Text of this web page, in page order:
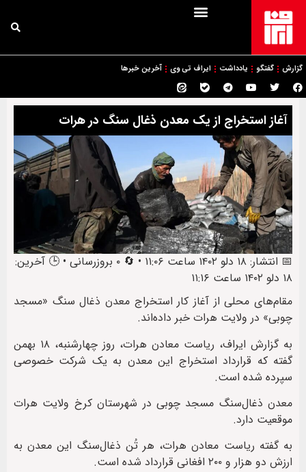
گزارش گفتگو یادداشت ایراف تی وی آخرین خبرها
آغاز استخراج از یک معدن ذغال‌ سنگ در هرات
📅 انتشار: ۱۸ دلو ۱۴۰۲ ساعت ۱۱:۰۶ • 🔄 ۰ بروزرسانی • 🕒 آخرین:
۱۸ دلو ۱۴۰۲ ساعت ۱۱:۱۶
مقام‌های محلی از آغاز کار استخراج معدن ذغال‌ سنگ «مسجد
چوبی» در ولایت هرات خبر داده‌اند.
به گزارش ایراف، ریاست معادن هرات، روز چهارشنبه، ۱۸ بهمن
گفته که قرارداد استخراج این معدن به یک شرکت خصوصی
سپرده شده است.
معدن ذغال‌سنگ مسجد چوبی در شهرستان کرخ ولایت هرات
موقعیت دارد.
به گفته ریاست معادن هرات، هر تُن ذغال‌سنگ این معدن به
ارزش دو هزار و ۲۰۰ افغانی قرارداد شده است.